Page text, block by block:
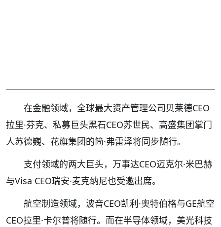
在金融领域，全球最大资产管理公司贝莱德CEO
拉里·芬克、私募巨头黑石CEO苏世民、高盛集团掌门
人苏德巍、花旗集团的简·弗雷泽将同步随行。
支付领域的两大巨头，万事达CEO迈克尔·米巴赫
与Visa CEO瑞安·麦克纳尼也受邀出席。
航空制造领域，波音CEO凯利·奥特伯格与GE航空
CEO拉里·卡尔普将随行。而在半导体领域，美光科技